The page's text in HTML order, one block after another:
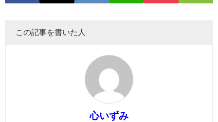
この記事を書いた人
心いずみ